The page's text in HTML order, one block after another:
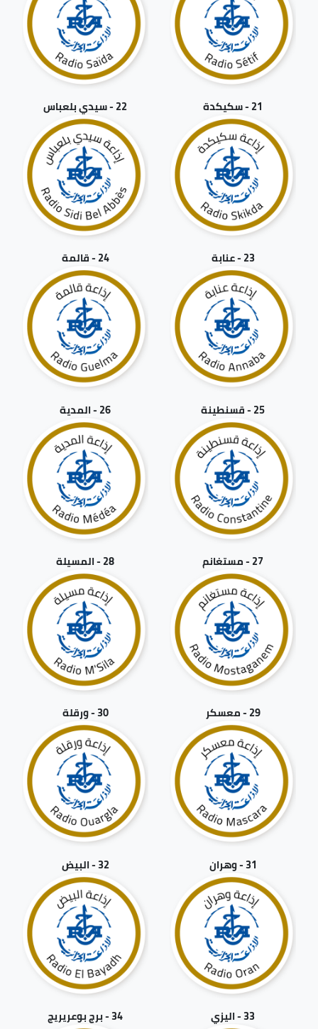
21 - سكيكدة 22 - سيدي بلعباس
23 - عنابة 24 - قالمة
25 - قسنطينة 26 - المدية
27 - مستغانم 28 - المسيلة
29 - معسكر 30 - ورقلة
31 - وهران 32 - البيض
33 - اليزي 34 - برج بوعريريج